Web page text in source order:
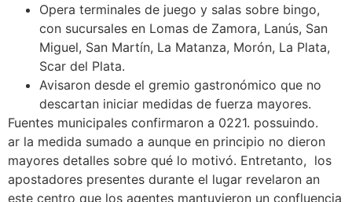
Opera terminales de juego y salas sobre bingo,
con sucursales en Lomas de Zamora, Lanús, San
Miguel, San Martín, La Matanza, Morón, La Plata,
Scar del Plata.
Avisaron desde el gremio gastronómico que no
descartan iniciar medidas de fuerza mayores.
Fuentes municipales confirmaron a 0221. possuindo.
ar la medida sumado a aunque en principio no dieron
mayores detalles sobre qué lo motivó. Entretanto, los
apostadores presentes durante el lugar revelaron an
este centro que los agentes mantuvieron un confluencia